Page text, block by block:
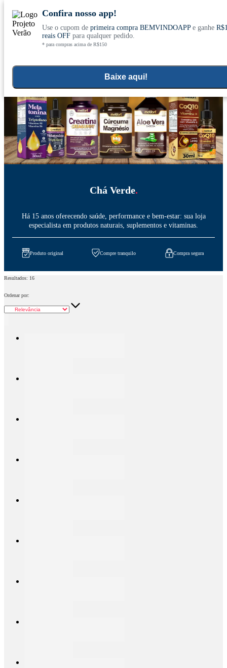
Conheça nosso site novo! E comemore com 0
Confira nosso app!
Use o cupom de primeira compra BEMVINDOAPPe ganhe
reais OFFpara qualquer pedido.
* para compras acima de R$150
Baixe aqui!
Home>Super Alimentos e Digestão
Chá Verde.
Há 15 anos oferecendo saúde, performance e bem-estar: sua loja
especialista em produtos naturais, suplementos e vitaminas.
Produto original Compre tranquilo Compra segura
Resultados: 16
Ordenar por: